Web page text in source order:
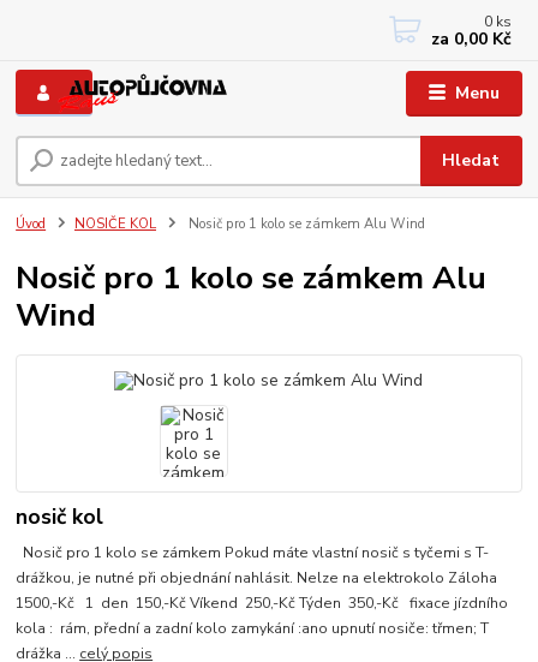
Menu
Hledat
+420 733767377
PO-PÁ: 8 - 12, 13 - 17
0 ks
za 0,00 Kč
Úvod NOSIČE KOL Nosič pro 1 kolo se zámkem Alu Wind
Nosič pro 1 kolo se zámkem Alu
Wind
nosič kol
Nosič pro 1 kolo se zámkem Pokud máte vlastní nosič s tyčemi s T-
drážkou, je nutné při objednání nahlásit. Nelze na elektrokolo Záloha
1500,-Kč 1 den 150,-Kč Víkend 250,-Kč Týden 350,-Kč fixace jízdního
kola : rám, přední a zadní kolo zamykání :ano upnutí nosiče: třmen; T
drážka ... celý popis